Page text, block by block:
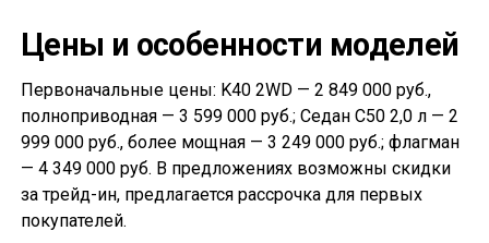
Цены и особенности моделей
Первоначальные цены: K40 2WD — 2 849 000 руб.,
полноприводная — 3 599 000 руб.; Седан С50 2,0 л — 2
999 000 руб., более мощная — 3 249 000 руб.; флагман
— 4 349 000 руб. В предложениях возможны скидки
за трейд-ин, предлагается рассрочка для первых
покупателей.